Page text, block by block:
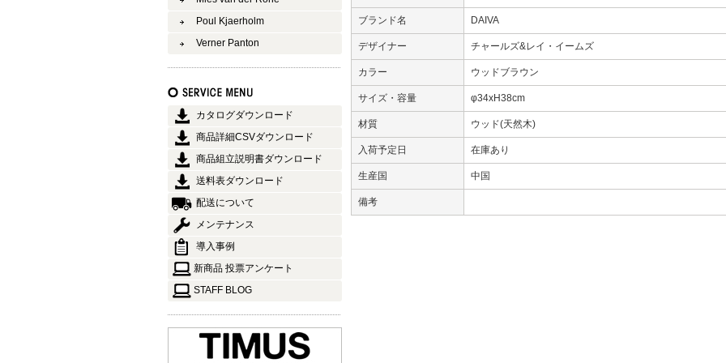
ブランド名 DAIVA
デザイナー チャールズ&レイ・イームズ
カラー ウッドブラウン
サイズ・容量 φ34xH38cm
材質 ウッド(天然木)
入荷予定日 在庫あり
生産国 中国
備考
Poul Kjaerholm
Verner Panton
カタログダウンロード
商品詳細CSVダウンロード
商品組立説明書ダウンロード
送料表ダウンロード
配送について
メンテナンス
導入事例
新商品 投票アンケート
STAFF BLOG